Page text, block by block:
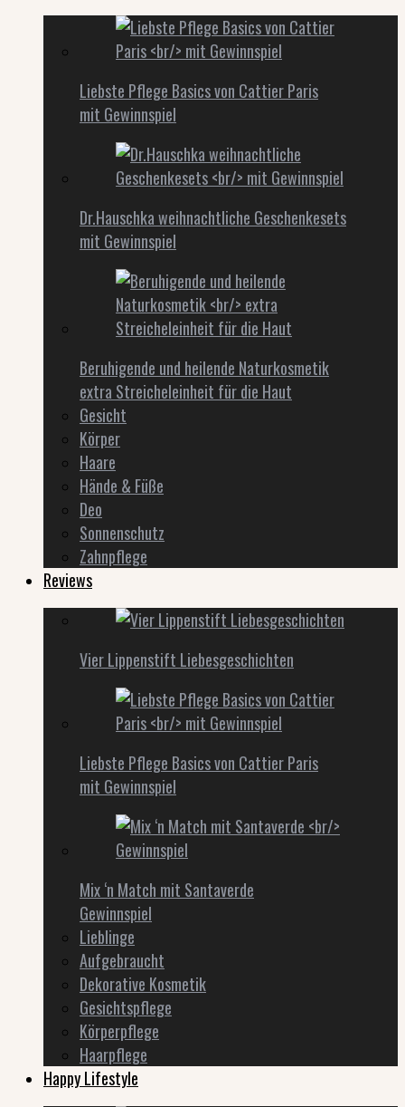
Liebste Pflege Basics von Cattier Paris
mit Gewinnspiel
Dr.Hauschka weihnachtliche Geschenkesets
mit Gewinnspiel
Beruhigende und heilende Naturkosmetik
extra Streicheleinheit für die Haut
Gesicht
Körper
Haare
Hände & Füße
Deo
Sonnenschutz
Zahnpflege
Reviews
Vier Lippenstift Liebesgeschichten
Liebste Pflege Basics von Cattier Paris
mit Gewinnspiel
Mix ‘n Match mit Santaverde
Gewinnspiel
Lieblinge
Aufgebraucht
Dekorative Kosmetik
Gesichtspflege
Körperpflege
Haarpflege
Happy Lifestyle